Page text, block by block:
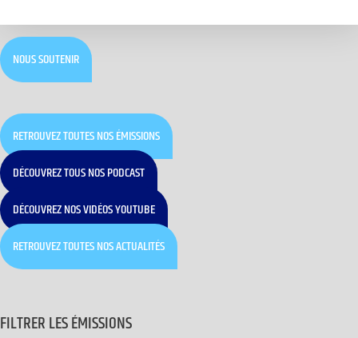
NOUS SOUTENIR
RETROUVEZ TOUTES NOS ÉMISSIONS
DÉCOUVREZ TOUS NOS PODCAST
DÉCOUVREZ NOS VIDÉOS YOUTUBE
RETROUVEZ TOUTES NOS ACTUALITÉS
FILTRER LES ÉMISSIONS